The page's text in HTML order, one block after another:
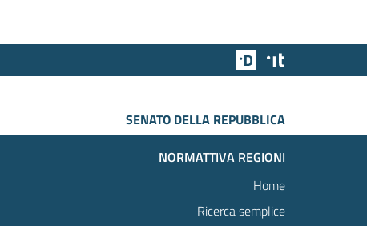
Team Digitale
SENATO DELLA REPUBBLICA
NORMATTIVA REGIONI
Home
Ricerca semplice